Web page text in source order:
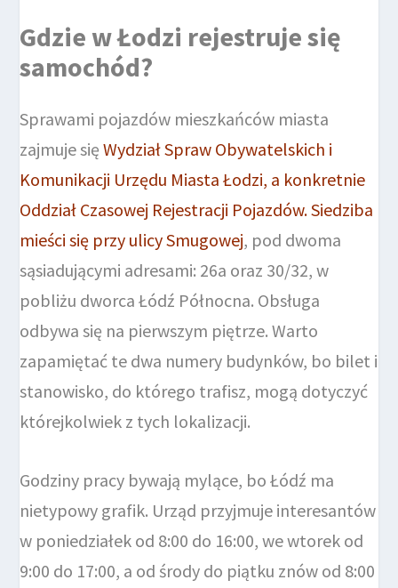
Gdzie w Łodzi rejestruje się
samochód?
Sprawami pojazdów mieszkańców miasta
zajmuje sięWydział Spraw Obywatelskich i
Komunikacji Urzędu Miasta Łodzi, a konkretnie
Oddział Czasowej Rejestracji Pojazdów. Siedziba
mieści się przy ulicy Smugowej, pod dwoma
sąsiadującymi adresami: 26a oraz 30/32, w
pobliżu dworca Łódź Północna. Obsługa
odbywa się na pierwszym piętrze. Warto
zapamiętać te dwa numery budynków, bo bilet i
stanowisko, do którego trafisz, mogą dotyczyć
którejkolwiek z tych lokalizacji.
Godziny pracy bywają mylące, bo Łódź ma
nietypowy grafik. Urząd przyjmuje interesantów
w poniedziałek od 8:00 do 16:00, we wtorek od
9:00 do 17:00, a od środy do piątku znów od 8:00